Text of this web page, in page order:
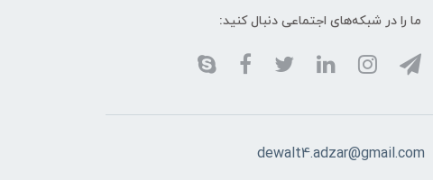
ما را در شبکه‌های اجتماعی دنبال کنید:
dewalt4.adzar@gmail.com